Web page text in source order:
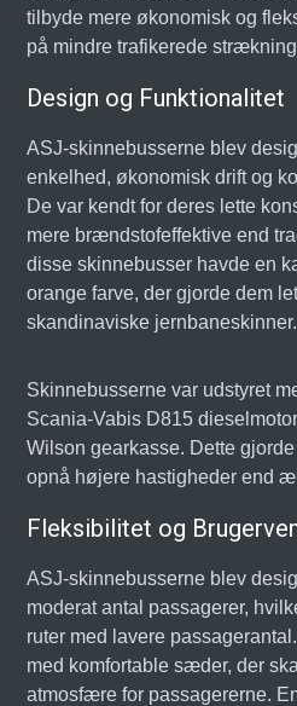
tilbyde mere økonomisk og
på mindre trafikerede
Design og Funktionalitet
ASJ-skinnebusserne blev
enkelhed, økonomisk drift og
De var kendt for deres lette
mere brændstofeffektive end
disse skinnebusser havde en
orange farve, der gjorde dem
skandinaviske jernbaneskinner.
Skinnebusserne var udstyret
Scania-Vabis D815
Wilson gearkasse. Dette
opnå højere hastigheder end
Fleksibilitet og
ASJ-skinnebusserne blev
moderat antal passagerer,
ruter med lavere
med komfortable sæder, der
atmosfære for passagererne.